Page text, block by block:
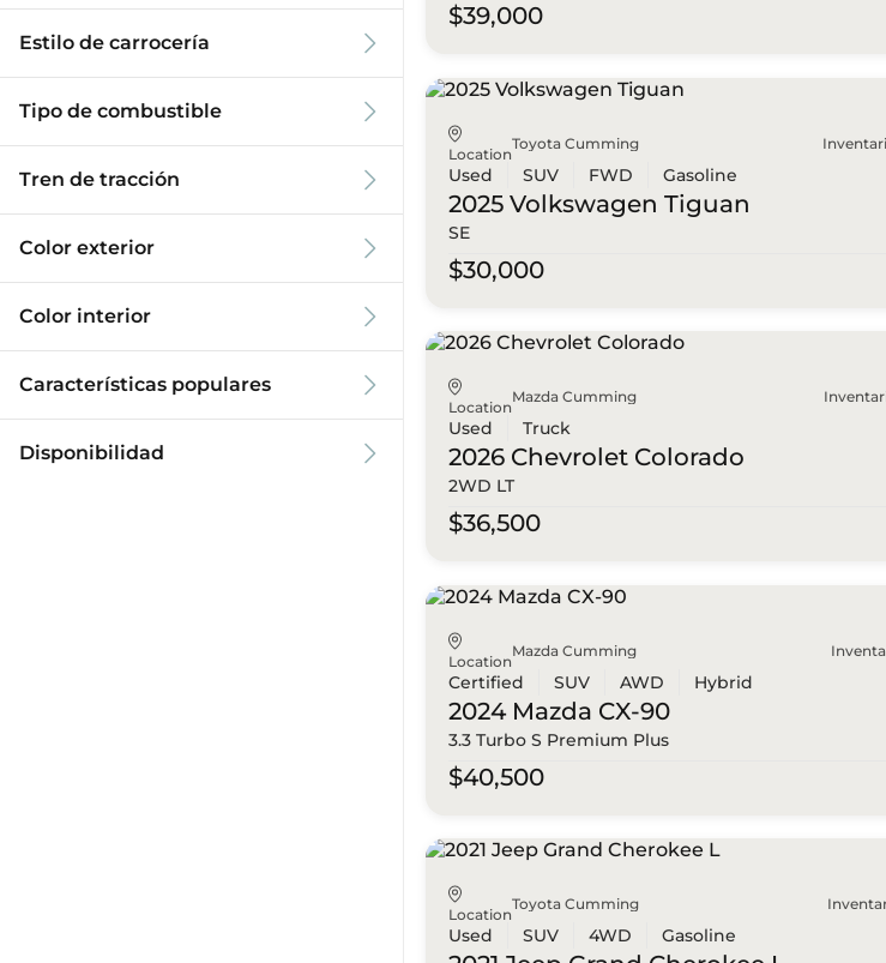
Estilo de carrocería
Tipo de combustible
Tren de tracción
Color exterior
Color interior
Características populares
Disponibilidad
$39,000
Location
Toyota Cumming
Used SUV FWD Gasoline
2025 Volkswagen Tiguan
SE
$30,000
Location
Mazda Cumming
Used Truck
2026 Chevrolet Colorado
2WD LT
$36,500
Location
Mazda Cumming
Certified SUV AWD Hybrid
2024 Mazda CX-90
3.3 Turbo S Premium Plus
$40,500
Location
Toyota Cumming
Used SUV 4WD Gasoline